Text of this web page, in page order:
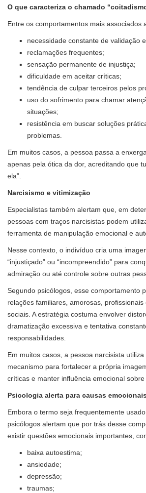
O que caracteriza o chamado
Entre os comportamentos mais associados
necessidade constante de validação
reclamações frequentes;
sensação permanente de injustiça;
dificuldade em aceitar críticas;
tendência de culpar terceiros pelos
uso do sofrimento para chamar
situações;
resistência em buscar soluções
problemas.
Em muitos casos, a pessoa passa a
apenas pela ótica da dor, acreditando que
ela”.
Narcisismo e vitimização
Especialistas também alertam que, em
pessoas com traços narcisistas podem
ferramenta de manipulação emocional e
Nesse contexto, o indivíduo cria uma
“injustiçado” ou “incompreendido” para
admiração ou até controle sobre outras
Segundo psicólogos, esse comportamento
relações familiares, amorosas,
sociais. A estratégia costuma envolver
dramatização excessiva e tentativa
responsabilidades.
Em muitos casos, a pessoa narcisista
mecanismo para fortalecer a própria
críticas e manter influência emocional
Psicologia alerta para causas
Embora o termo seja frequentemente
psicólogos alertam que por trás desse
existir questões emocionais importantes,
baixa autoestima;
ansiedade;
depressão;
traumas;